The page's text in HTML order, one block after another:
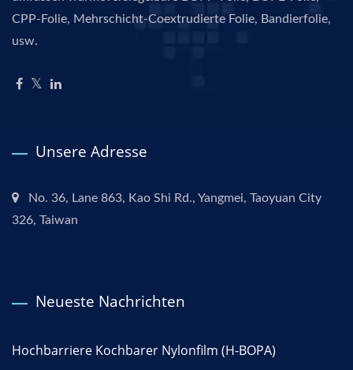
CPP-Folie, Mehrschicht-Coextrudierte Folie, Bandierfolie,
usw.
Unsere Adresse
No. 36, Lane 863, Kao Shi Rd., Yangmei, Taoyuan City
326, Taiwan
Neueste Nachrichten
Hochbarriere Kochbarer Nylonfilm (H-BOPA)